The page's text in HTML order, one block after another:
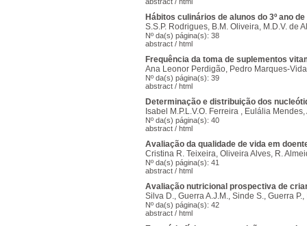
Hábitos culinários de alunos do 3º ano
S.S.P. Rodrigues, B.M. Oliveira, M.D.V. de
Nº da(s) página(s): 38
abstract / html
Frequência da toma de suplementos
Ana Leonor Perdigão, Pedro Marques-
Nº da(s) página(s): 39
abstract / html
Determinação e distribuição dos
Isabel M.P.L.V.O. Ferreira , Eulália
Nº da(s) página(s): 40
abstract / html
Avaliação da qualidade de vida em
Cristina R. Teixeira, Oliveira Alves, R.
Nº da(s) página(s): 41
abstract / html
Avaliação nutricional prospectiva de
Silva D., Guerra A.J.M., Sinde S., Guerra
Nº da(s) página(s): 42
abstract / html